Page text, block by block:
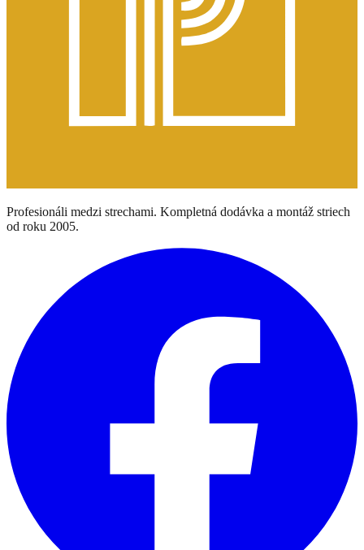
Profesionáli medzi strechami. Kompletná dodávka a montáž striech
od roku 2005.